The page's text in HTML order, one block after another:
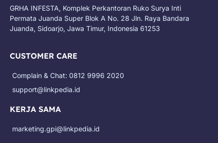
GRHA INFESTA, Komplek Perkantoran Ruko Surya Inti
Permata Juanda Super Blok A No. 28 Jln. Raya Bandara
Juanda, Sidoarjo, Jawa Timur, Indonesia 61253
CUSTOMER CARE
Complain & Chat: 0812 9996 2020
support@linkpedia.id
KERJA SAMA
marketing.gpi@linkpedia.id